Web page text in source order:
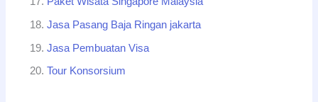
Jasa Pasang Baja Ringan jakarta
Jasa Pembuatan Visa
Tour Konsorsium